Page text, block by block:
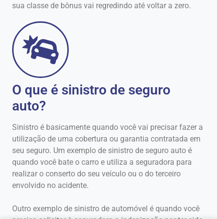
sua classe de bônus vai regredindo até voltar a zero.
O que é sinistro de seguro
auto?
Sinistro é basicamente quando você vai precisar fazer a
utilização de uma cobertura ou garantia contratada em
seu seguro. Um exemplo de sinistro de seguro auto é
quando você bate o carro e utiliza a seguradora para
realizar o conserto do seu veículo ou o do terceiro
envolvido no acidente.
Outro exemplo de sinistro de automóvel é quando você